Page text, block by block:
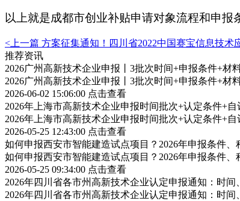
以上就是成都市创业补贴申请对象流程和申
<上一篇 方案征集通知！四川省2022中国赛宝信息技
推荐资讯
2026广州高新技术企业申报丨3批次时间+申报条件+材
2026广州高新技术企业申报丨3批次时间+申报条件+材
2026-06-02 15:06:00 点击查看
2026年上海市高新技术企业申报时间批次+认定条件+自
2026年上海市高新技术企业申报时间批次+认定条件+自
2026-05-25 12:43:00 点击查看
如何申报西安市智能建造试点项目？2026年申报条件、
如何申报西安市智能建造试点项目？2026年申报条件、
2026-05-25 09:34:00 点击查看
2026年四川省各市州高新技术企业认定申报通知：时
2026年四川省各市州高新技术企业认定申报通知：时